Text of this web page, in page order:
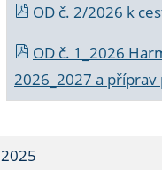
OD č. 2/2026 k
OD č. 1_2026
2026_2027 a
2025